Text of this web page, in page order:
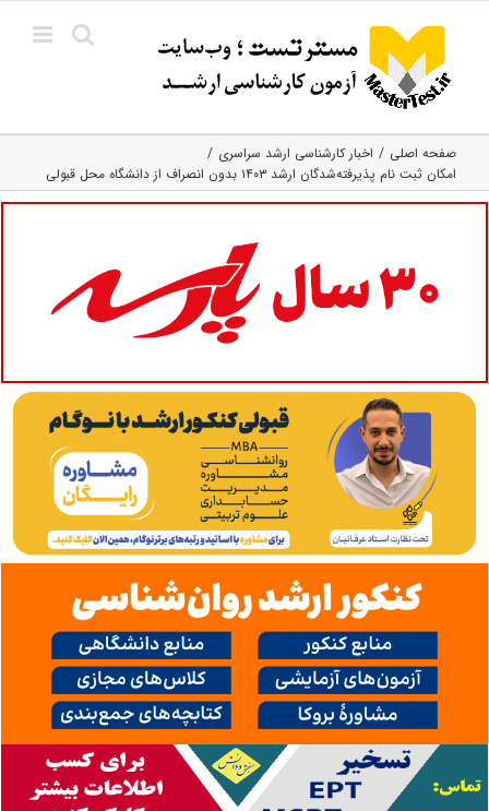
content
صفحه اصلی
اخبار کارشناسی ارشد سراسری
امکان ثبت نام پذیرفته‌شدگان ارشد ۱۴۰۳ بدون انصراف از دانشگاه محل قبولی